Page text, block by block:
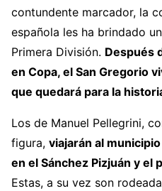
contundente marcador, la
española les ha brindado
Primera División. Después
en Copa, el San Gregorio
que quedará para la
Los de Manuel Pellegrini,
figura, viajarán al
en el Sánchez Pizjuán y el
Estas, a su vez son